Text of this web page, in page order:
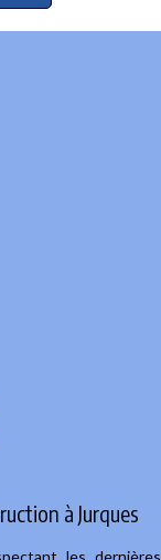
à Jurques